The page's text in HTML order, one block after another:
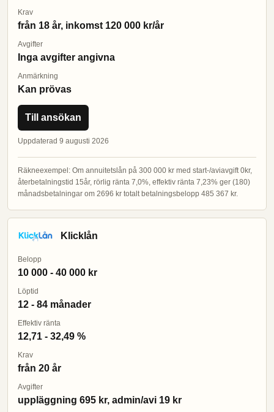
Krav
från 18 år, inkomst 120 000 kr/år
Avgifter
Inga avgifter angivna
Anmärkning
Kan prövas
Till ansökan
Uppdaterad 9 augusti 2026
Räkneexempel: Om annuitetslån på 300 000 kr med start-/aviavgift 0kr,
återbetalningstid 15år, rörlig ränta 7,0%, effektiv ränta 7,23% ger (180)
månadsbetalningar om 2696 kr totalt betalningsbelopp 485 367 kr.
Klicklån
Belopp
10 000 - 40 000 kr
Löptid
12 - 84 månader
Effektiv ränta
12,71 - 32,49 %
Krav
från 20 år
Avgifter
uppläggning 695 kr, admin/avi 19 kr